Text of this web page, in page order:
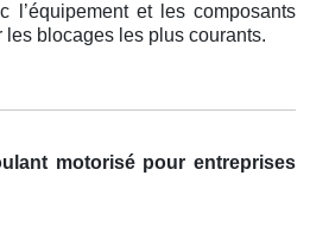
l’équipement et les composants
blocages les plus courants.
motorisé pour entreprises